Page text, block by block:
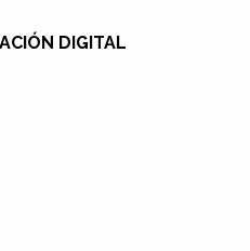
DIGITAL